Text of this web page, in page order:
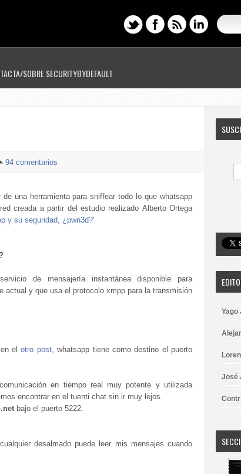
SOBRE SECURITYBYDEFAULT
94 comentarios
de una herramienta para sniffear todo lo que whatsapp
creada a partir del estudio realizado Alberto Ortega
y su seguridad, ¿pwn3d?'
de mensajería instantánea disponible para
actual y que usa el protocolo xmpp para la transmisión
en elotro post, whatsapp tiene como destino el puerto
en tiempo real muy potente y utilizada
encontrar en el tuenti chat sin ir muy lejos.
bajo el puerto 5222.
desalmado puede leer mis mensajes cuando
Yago
José